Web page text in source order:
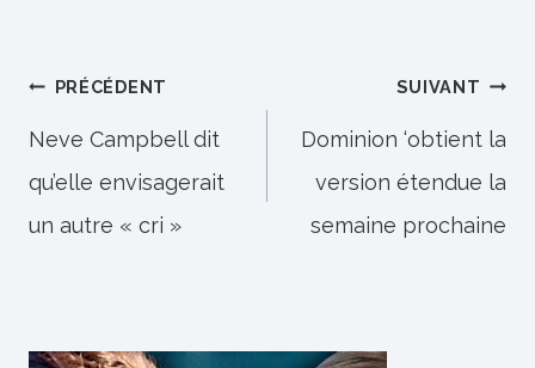
Navigation
de
l’article
PRÉCÉDENT
Neve Campbell dit
qu’elle envisagerait
un autre « cri »
SUIVANT
Dominion ‘obtient la
version étendue la
semaine prochaine